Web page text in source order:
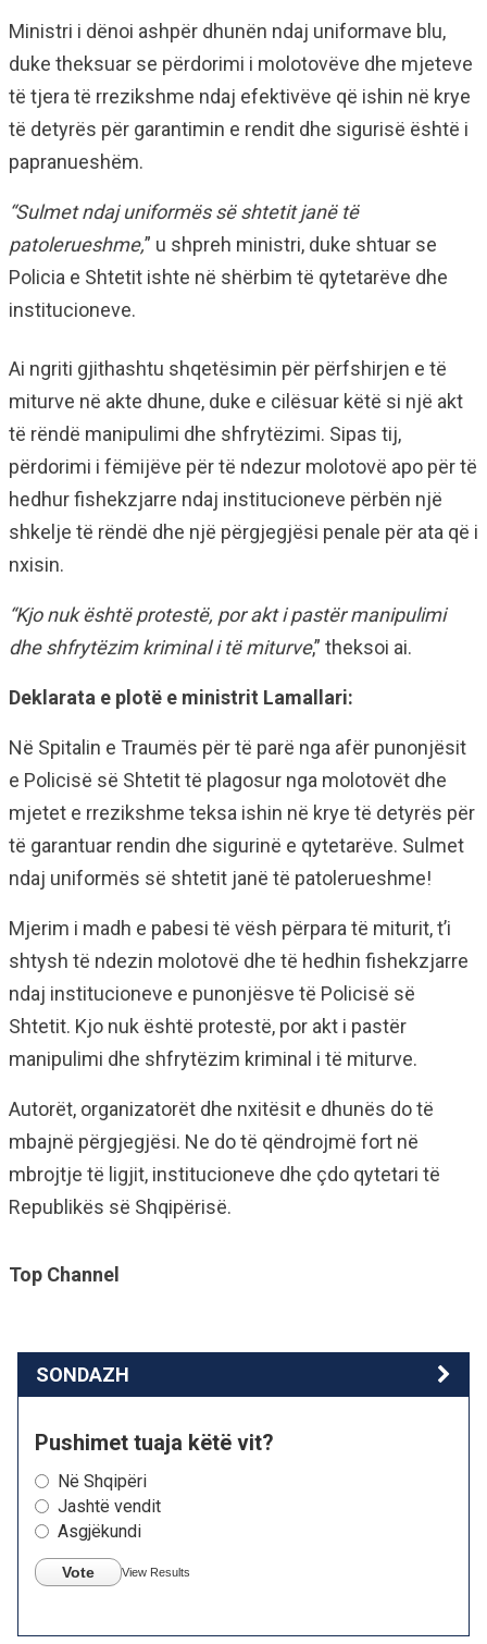
Ministri i dënoi ashpër dhunën ndaj uniformave blu,
duke theksuar se përdorimi i molotovëve dhe mjeteve
të tjera të rrezikshme ndaj efektivëve që ishin në krye
të detyrës për garantimin e rendit dhe sigurisë është i
papranueshëm.
“Sulmet ndaj uniformës së shtetit janë të
patolerueshme,” u shpreh ministri, duke shtuar se
Policia e Shtetit ishte në shërbim të qytetarëve dhe
institucioneve.
Ai ngriti gjithashtu shqetësimin për përfshirjen e të
miturve në akte dhune, duke e cilësuar këtë si një akt
të rëndë manipulimi dhe shfrytëzimi. Sipas tij,
përdorimi i fëmijëve për të ndezur molotovë apo për të
hedhur fishekzjarre ndaj institucioneve përbën një
shkelje të rëndë dhe një përgjegjësi penale për ata që i
nxisin.
“Kjo nuk është protestë, por akt i pastër manipulimi
dhe shfrytëzim kriminal i të miturve,” theksoi ai.
Deklarata e plotë e ministrit Lamallari:
Në Spitalin e Traumës për të parë nga afër punonjësit
e Policisë së Shtetit të plagosur nga molotovët dhe
mjetet e rrezikshme teksa ishin në krye të detyrës për
të garantuar rendin dhe sigurinë e qytetarëve. Sulmet
ndaj uniformës së shtetit janë të patolerueshme!
Mjerim i madh e pabesi të vësh përpara të miturit, t’i
shtysh të ndezin molotovë dhe të hedhin fishekzjarre
ndaj institucioneve e punonjësve të Policisë së
Shtetit. Kjo nuk është protestë, por akt i pastër
manipulimi dhe shfrytëzim kriminal i të miturve.
Autorët, organizatorët dhe nxitësit e dhunës do të
mbajnë përgjegjësi. Ne do të qëndrojmë fort në
mbrojtje të ligjit, institucioneve dhe çdo qytetari të
Republikës së Shqipërisë.
Top Channel
SONDAZH
Pushimet tuaja këtë vit?
Në Shqipëri
Jashtë vendit
Asgjëkundi
Vote View Results